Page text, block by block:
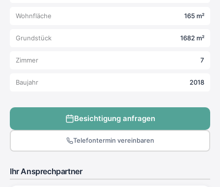
Wohnfläche 165 m²
Grundstück 1682 m²
Zimmer 7
Baujahr 2018
Besichtigung anfragen
Telefontermin vereinbaren
Ihr Ansprechpartner